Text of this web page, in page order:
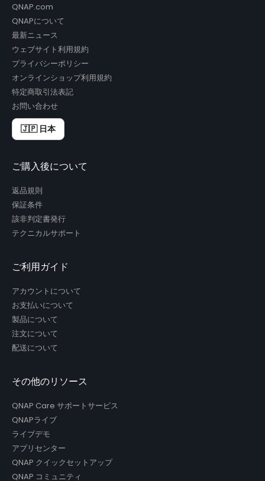
QNAP.com
QNAPについて
最新ニュース
ウェブサイト利用規約
プライバシーポリシー
オンラインショップ利用規約
特定商取引法表記
お問い合わせ
🇯🇵 日本
ご購入後について
返品規則
保証条件
該非判定書発行
テクニカルサポート
ご利用ガイド
アカウントについて
お支払いについて
製品について
注文について
配送について
その他のリソース
QNAP Care サポートサービス
QNAPライブ
ライブデモ
アプリセンター
QNAP クイックセットアップ
QNAP コミュニティ